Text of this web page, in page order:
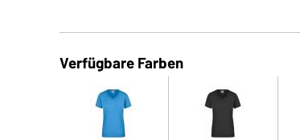
Verfügbare Farben